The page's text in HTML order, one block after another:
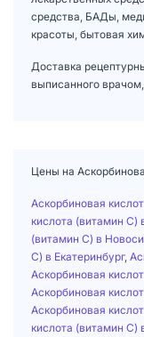
средства, БАДы,
красоты, бытовая
Доставка
выписанного
Цены на
Аскорбиновая
кислота (витамин С)
(витамин С) в
С) в Екатеринбург,
Аскорбиновая
Аскорбиновая
Аскорбиновая
кислота (витамин С)